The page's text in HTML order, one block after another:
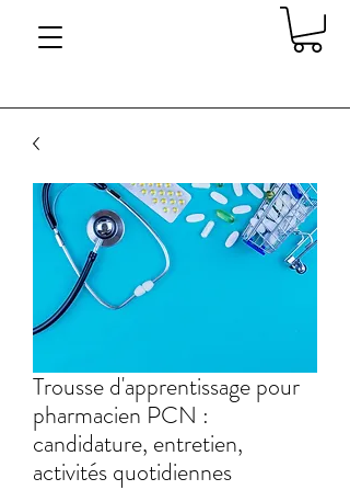
Trousse d'apprentissage pour
pharmacien PCN :
candidature, entretien,
activités quotidiennes